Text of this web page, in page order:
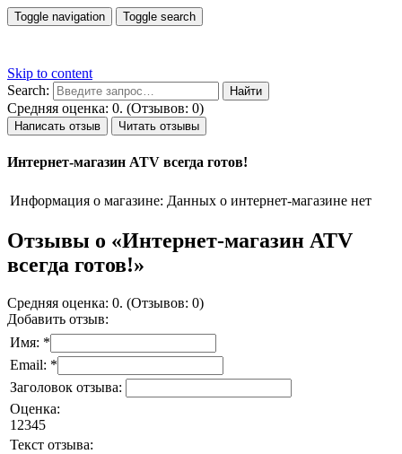
Toggle navigation Toggle search
Skip to content
Search:
Средняя оценка: 0. (Отзывов: 0)
Написать отзыв Читать отзывы
Интернет-магазин ATV всегда готов!
Информация о магазине: Данных о интернет-магазине нет
Отзывы о «Интернет-магазин ATV
всегда готов!»
Средняя оценка: 0. (Отзывов: 0)
Добавить отзыв:
Имя: *
Email: *
Заголовок отзыва:
Оценка:
1 2345
Текст отзыва: